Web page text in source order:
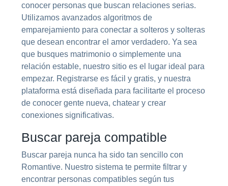
conocer personas que buscan relaciones serias.
Utilizamos avanzados algoritmos de
emparejamiento para conectar a solteros y solteras
que desean encontrar el amor verdadero. Ya sea
que busques matrimonio o simplemente una
relación estable, nuestro sitio es el lugar ideal para
empezar. Registrarse es fácil y gratis, y nuestra
plataforma está diseñada para facilitarte el proceso
de conocer gente nueva, chatear y crear
conexiones significativas.
Buscar pareja compatible
Buscar pareja nunca ha sido tan sencillo con
Romantive. Nuestro sistema te permite filtrar y
encontrar personas compatibles según tus